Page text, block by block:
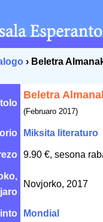
› Beletra
Beletra
(Februaro 2017)
Miksita literaturo
9.90 €, sesona
jaro
Novjorko, 2017
Mondial